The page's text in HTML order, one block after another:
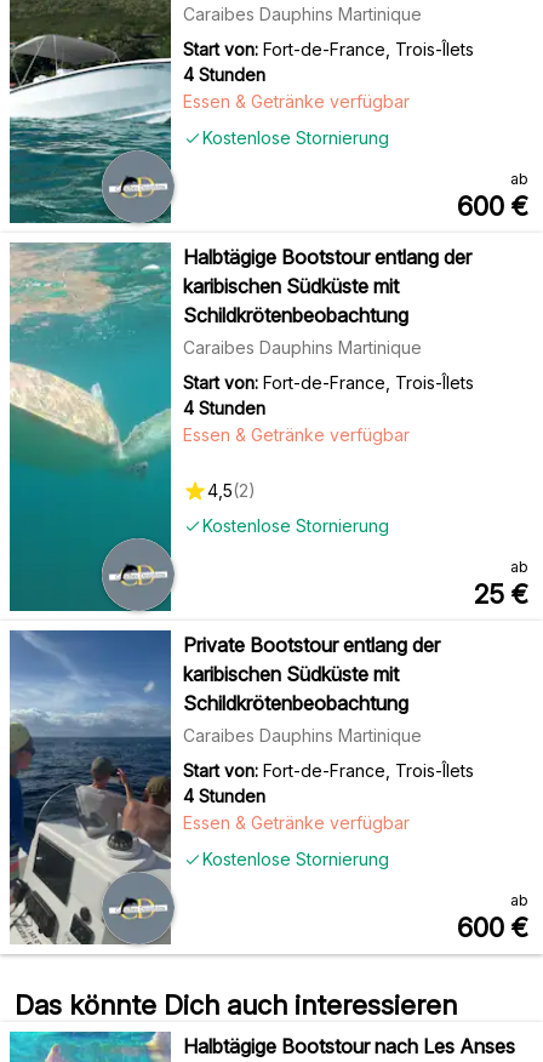
Caraibes Dauphins Martinique
Start von: Fort-de-France, Trois-Îlets
4 Stunden
Kostenlose Stornierung
Essen & Getränke verfügbar
ab
600 €
Halbtägige Bootstour entlang der
karibischen Südküste mit
Schildkrötenbeobachtung
Caraibes Dauphins Martinique
Start von: Fort-de-France, Trois-Îlets
4 Stunden
Kostenlose Stornierung
Essen & Getränke verfügbar
4,5(2)
ab
25 €
Private Bootstour entlang der
karibischen Südküste mit
Schildkrötenbeobachtung
Caraibes Dauphins Martinique
Start von: Fort-de-France, Trois-Îlets
4 Stunden
Kostenlose Stornierung
Essen & Getränke verfügbar
ab
600 €
Das könnte Dich auch interessieren
Halbtägige Bootstour nach Les Anses